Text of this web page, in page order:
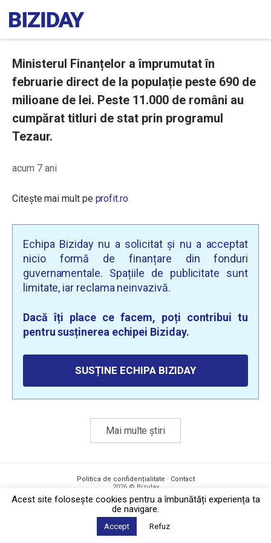
Ministerul Finanțelor a împrumutat în
februarie direct de la populație peste 690 de
milioane de lei. Peste 11.000 de români au
cumpărat titluri de stat prin programul
Tezaur.
acum 7 ani
Citește mai mult pe profit.ro
Echipa Biziday nu a solicitat și nu a acceptat
nicio formă de finanțare din fonduri
guvernamentale. Spațiile de publicitate sunt
limitate, iar reclama neinvazivă.
Dacă îți place ce facem, poți contribui tu
pentru susținerea echipei Biziday.
SUSȚINE ECHIPA BIZIDAY
Mai multe știri
Politica de confidențialitate · Contact
2026 © Biziday
Acest site foloseşte cookies pentru a îmbunătăți experiența ta
de navigare.
Accept Refuz